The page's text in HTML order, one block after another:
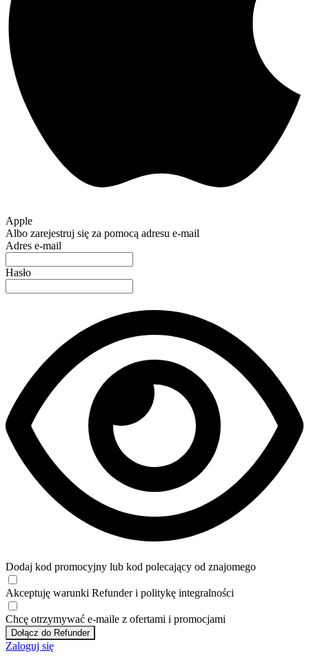
Apple
Albo zarejestruj się za pomocą adresu e-mail
Adres e-mail
Hasło
Dodaj kod promocyjny lub kod polecający od znajomego
Akceptuję warunki Refunder i politykę integralności
Chcę otrzymywać e-maile z ofertami i promocjami
Dołącz do Refunder
Zaloguj się